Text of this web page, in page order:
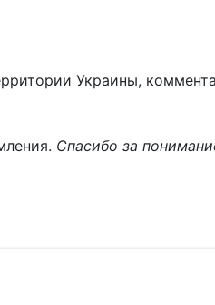
Украины,
Спасибо за